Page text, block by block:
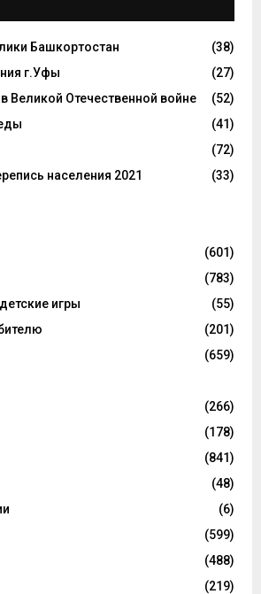
Башкортостан
(38)
г.Уфы
(27)
Великой Отечественной войне
(52)
(41)
(72)
населения 2021
(33)
(601)
(783)
игры
(55)
(201)
(659)
(266)
(178)
(841)
(48)
(6)
(599)
(488)
(219)